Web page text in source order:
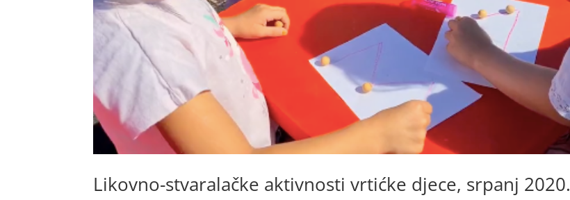
Likovno-stvaralačke aktivnosti vrtićke djece, srpanj 2020.